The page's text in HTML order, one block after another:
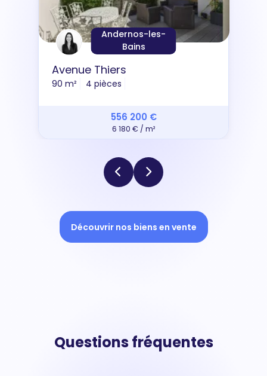
Andernos-les-
Bains
Avenue Thiers
90 m² 4 pièces
556 200 €
6 180 € / m²
Découvrir nos biens en vente
Questions fréquentes